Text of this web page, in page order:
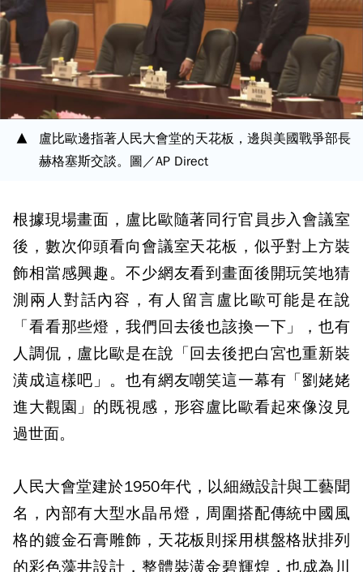
盧比歐邊指著人民大會堂的天花板，邊與美國戰爭部長
赫格塞斯交談。圖／AP Direct
根據現場畫面，盧比歐隨著同行官員步入會議室
後，數次仰頭看向會議室天花板，似乎對上方裝
飾相當感興趣。不少網友看到畫面後開玩笑地猜
測兩人對話內容，有人留言盧比歐可能是在說
「看看那些燈，我們回去後也該換一下」，也有
人調侃，盧比歐是在說「回去後把白宮也重新裝
潢成這樣吧」。也有網友嘲笑這一幕有「劉姥姥
進大觀園」的既視感，形容盧比歐看起來像沒見
過世面。
人民大會堂建於1950年代，以細緻設計與工藝聞
名，內部有大型水晶吊燈，周圍搭配傳統中國風
格的鍍金石膏雕飾，天花板則採用棋盤格狀排列
的彩色藻井設計，整體裝潢金碧輝煌，也成為川